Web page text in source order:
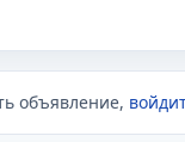
объявление,